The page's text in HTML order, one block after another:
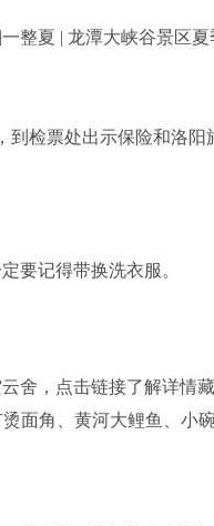
夏 | 龙潭大峡谷景区夏
检票处出示保险和洛阳
要记得带换洗衣服。
，点击链接了解详情
面角、黄河大鲤鱼、小